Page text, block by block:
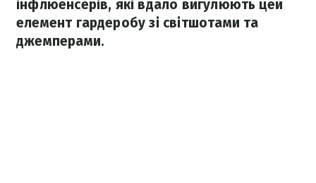
інфлюенсерів, які вдало вигулюють цей
елемент гардеробу зі світшотами та
джемперами.